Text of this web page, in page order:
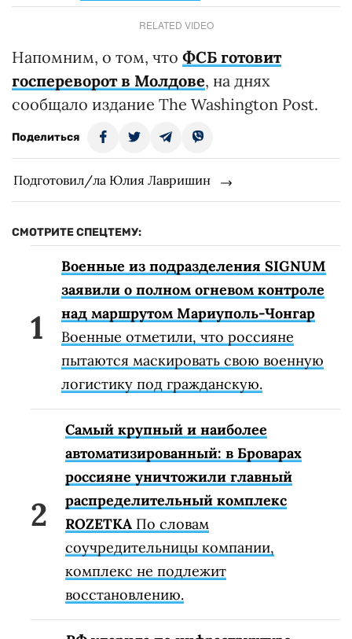
RELATED VIDEO
Напомним, о том, что ФСБ готовит
госпереворот в Молдове, на днях
сообщало издание The Washington Post.
Поделиться
Подготовил/ла Юлия Лавришин
СМОТРИТЕ СПЕЦТЕМУ:
Военные из подразделения SIGNUM
заявили о полном огневом контроле
над маршрутом Мариуполь-Чонгар
Военные отметили, что россияне
пытаются маскировать свою военную
логистику под гражданскую.
Самый крупный и наиболее
автоматизированный: в Броварах
россияне уничтожили главный
распределительный комплекс
ROZETKA По словам
соучредительницы компании,
комплекс не подлежит
восстановлению.